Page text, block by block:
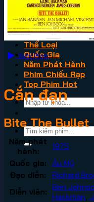
VN2
Phim Lẻ
Phim Bộ
Thể Loại
Quốc Gia
Năm Phát Hành
Phim Chiếu Rạp
Top Phim Hot
Xem Phim
Cắn đạn
Bite The Bullet
Năm phát
hành:
1975
Quốc gia:
Âu Mỹ
Đạo diễn:
Richard
Diễn viên: Ben
Hackman